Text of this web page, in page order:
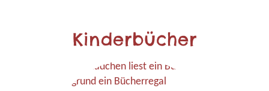
Kinderbücher